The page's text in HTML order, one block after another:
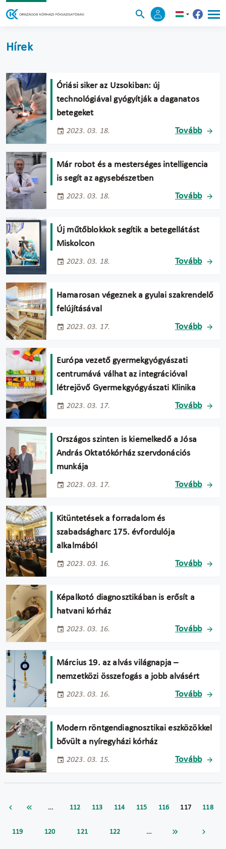
Hírek
Óriási siker az Uzsokiban: új
technológiával gyógyítják a daganatos
betegeket
2023. 03. 18. Tovább
Már robot és a mesterséges intelligencia
is segít az agysebészetben
2023. 03. 18. Tovább
Új műtőblokkok segítik a betegellátást
Miskolcon
2023. 03. 18. Tovább
Hamarosan végeznek a gyulai szakrendelő
felújításával
2023. 03. 17. Tovább
Európa vezető gyermekgyógyászati
centrumává válhat az integrációval
létrejövő Gyermekgyógyászati Klinika
2023. 03. 17. Tovább
Országos szinten is kiemelkedő a Jósa
András Oktatókórház szervdonációs
munkája
2023. 03. 17. Tovább
Kitüntetések a forradalom és
szabadságharc 175. évfordulója
alkalmából
2023. 03. 16. Tovább
Képalkotó diagnosztikában is erősít a
hatvani kórház
2023. 03. 16. Tovább
Március 19. az alvás világnapja –
nemzetközi összefogás a jobb alvásért
2023. 03. 16. Tovább
Modern röntgendiagnosztikai eszközökkel
bővült a nyíregyházi kórház
2023. 03. 15. Tovább
… 112 113 114 115 116 117 118
119 120 121 122 …